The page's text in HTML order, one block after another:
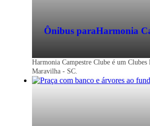
Ônibus paraHarmonia
Harmonia Campestre Clube é um Clubes
Maravilha - SC.